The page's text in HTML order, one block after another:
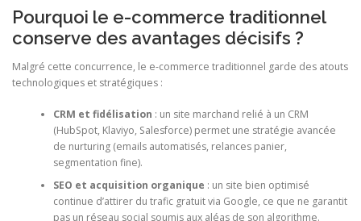
Pourquoi le e-commerce traditionnel
conserve des avantages décisifs ?
Malgré cette concurrence, le e-commerce traditionnel garde des atouts
technologiques et stratégiques :
CRM et fidélisation : un site marchand relié à un CRM
(HubSpot, Klaviyo, Salesforce) permet une stratégie avancée
de nurturing (emails automatisés, relances panier,
segmentation fine).
SEO et acquisition organique : un site bien optimisé
continue d’attirer du trafic gratuit via Google, ce que ne garantit
pas un réseau social soumis aux aléas de son algorithme.